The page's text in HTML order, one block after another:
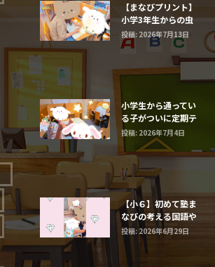
【まなびプリント】
小学3年生からの虫
食い算
投稿: 2026年7月13日
小学生から通ってい
る子がついに定期テ
ストで最高得点だ
投稿: 2026年7月4日
【小６】初めて塾ま
なびの考える国語や
まなび算数に触れる
子たち
投稿: 2026年6月29日